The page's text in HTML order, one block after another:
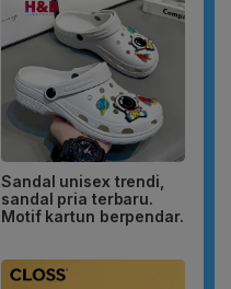
Sandal unisex trendi,
sandal pria terbaru.
Motif kartun berpendar.